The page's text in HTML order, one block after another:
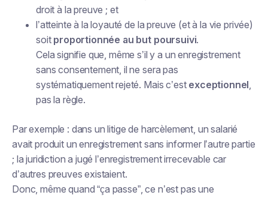
droit à la preuve ; et
l’atteinte à la loyauté de la preuve (et à la vie privée)
soit proportionnée au but poursuivi.
Cela signifie que, même s’il y a un enregistrement
sans consentement, il ne sera pas
systématiquement rejeté. Mais c’est exceptionnel,
pas la règle.
Par exemple : dans un litige de harcèlement, un salarié
avait produit un enregistrement sans informer l’autre partie
; la juridiction a jugé l’enregistrement irrecevable car
d’autres preuves existaient.
Donc, même quand “ça passe”, ce n’est pas une